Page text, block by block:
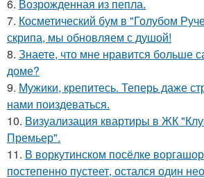
6. Возрожденная из пепла.
7. Косметический бум в "Голубом
скрипа, мы обновляем с душой!
8. Знаете, что мне нравится больше
доме?
9. Мужики, крепитесь. Теперь даже
нами поиздеваться.
10. Визуализация квартиры в ЖК
Премьер".
11. В воркутинском посёлке
постепенно пустеет, остался один